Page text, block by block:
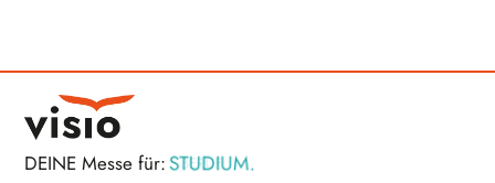
DEINE Messe für: BERUF.
STUDIUM.